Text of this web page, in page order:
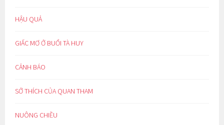
HẬU QUẢ
GIẤC MƠ Ở BUỔI TÀ HUY
CẢNH BÁO
SỞ THÍCH CỦA QUAN THAM
NUÔNG CHIỀU